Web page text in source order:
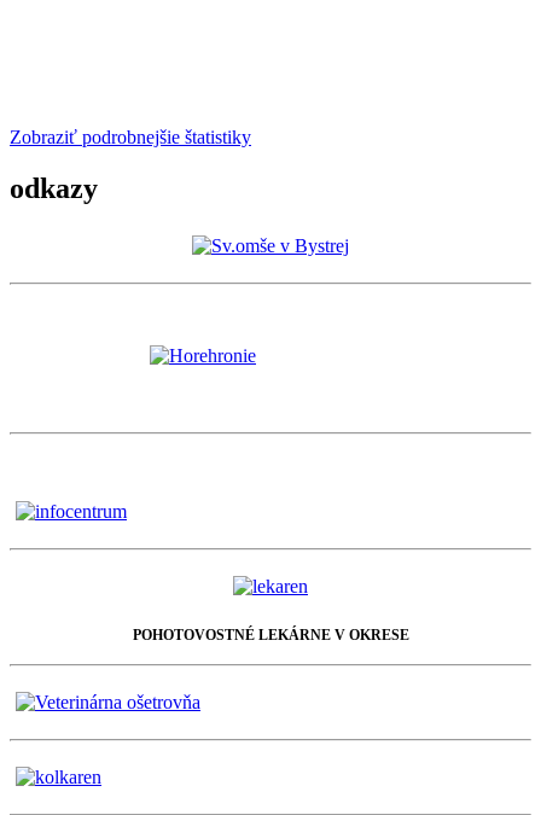
Zobraziť podrobnejšie štatistiky
odkazy
POHOTOVOSTNÉ LEKÁRNE V OKRESE